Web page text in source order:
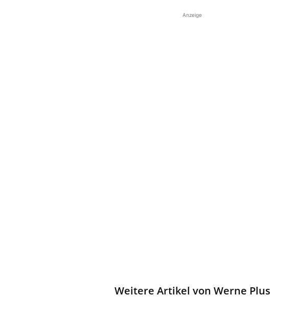
Anzeige
Weitere Artikel von Werne Plus